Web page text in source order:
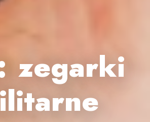
zegarki